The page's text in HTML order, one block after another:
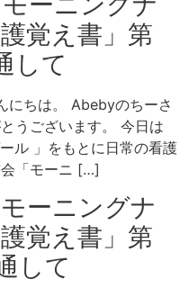
覚え書」第
して
ちは。 Abebyのちーさ
うございます。 今日は
ル 」をもとに日常の看護
「モーニ […]
ーニングナ
覚え書」第
して